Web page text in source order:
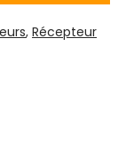
, Récepteur
/
/